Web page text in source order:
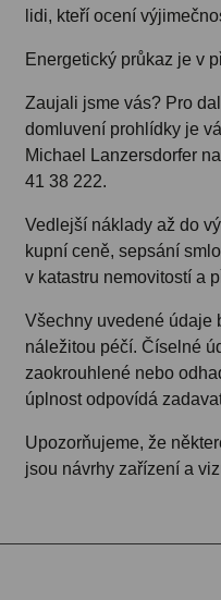
lidi, kteří ocení
Energetický průkaz je v
Zaujali jsme vás? Pro
domluvení prohlídky je
Michael Lanzersdorfer
41 38 222.
Vedlejší náklady až do
kupní ceně, sepsání
v katastru nemovitostí a
Všechny uvedené údaje
náležitou péčí. Číselné
zaokrouhlené nebo
úplnost odpovídá
Upozorňujeme, že
jsou návrhy zařízení a